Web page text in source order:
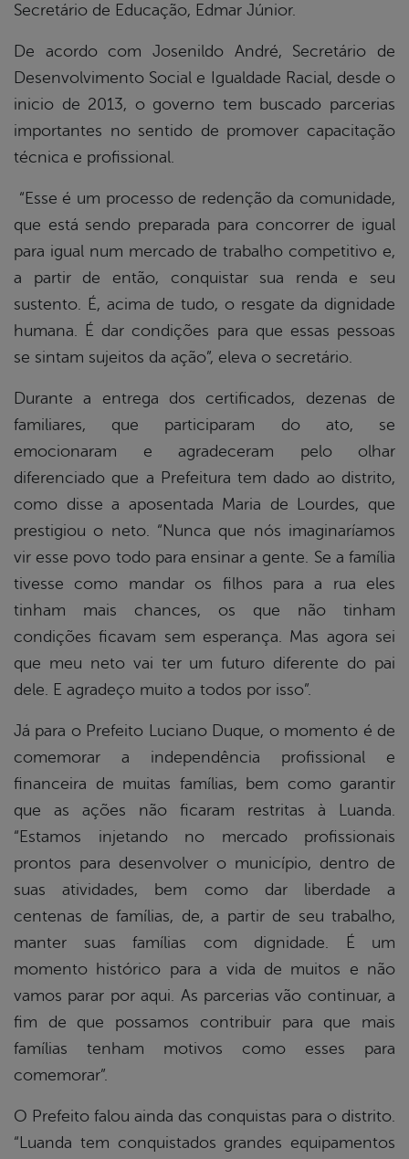
Secretário de Educação, Edmar Júnior.
De acordo com Josenildo André, Secretário de
Desenvolvimento Social e Igualdade Racial, desde o
inicio de 2013, o governo tem buscado parcerias
importantes no sentido de promover capacitação
técnica e profissional.
“Esse é um processo de redenção da comunidade,
que está sendo preparada para concorrer de igual
para igual num mercado de trabalho competitivo e,
a partir de então, conquistar sua renda e seu
sustento. É, acima de tudo, o resgate da dignidade
humana. É dar condições para que essas pessoas
se sintam sujeitos da ação”, eleva o secretário.
Durante a entrega dos certificados, dezenas de
familiares, que participaram do ato, se
emocionaram e agradeceram pelo olhar
diferenciado que a Prefeitura tem dado ao distrito,
como disse a aposentada Maria de Lourdes, que
prestigiou o neto. “Nunca que nós imaginaríamos
vir esse povo todo para ensinar a gente. Se a família
tivesse como mandar os filhos para a rua eles
tinham mais chances, os que não tinham
condições ficavam sem esperança. Mas agora sei
que meu neto vai ter um futuro diferente do pai
dele. E agradeço muito a todos por isso”.
Já para o Prefeito Luciano Duque, o momento é de
comemorar a independência profissional e
financeira de muitas famílias, bem como garantir
que as ações não ficaram restritas à Luanda.
“Estamos injetando no mercado profissionais
prontos para desenvolver o município, dentro de
suas atividades, bem como dar liberdade a
centenas de famílias, de, a partir de seu trabalho,
manter suas famílias com dignidade. É um
momento histórico para a vida de muitos e não
vamos parar por aqui. As parcerias vão continuar, a
fim de que possamos contribuir para que mais
famílias tenham motivos como esses para
comemorar”.
O Prefeito falou ainda das conquistas para o distrito.
“Luanda tem conquistados grandes equipamentos